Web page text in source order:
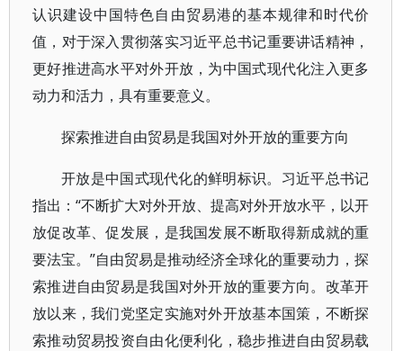
认识建设中国特色自由贸易港的基本规律和时代价
值，对于深入贯彻落实习近平总书记重要讲话精神，
更好推进高水平对外开放，为中国式现代化注入更多
动力和活力，具有重要意义。
探索推进自由贸易是我国对外开放的重要方向
开放是中国式现代化的鲜明标识。习近平总书记
指出：“不断扩大对外开放、提高对外开放水平，以开
放促改革、促发展，是我国发展不断取得新成就的重
要法宝。”自由贸易是推动经济全球化的重要动力，探
索推进自由贸易是我国对外开放的重要方向。改革开
放以来，我们党坚定实施对外开放基本国策，不断探
索推动贸易投资自由化便利化，稳步推进自由贸易载